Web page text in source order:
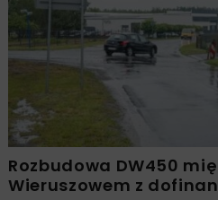
Rozbudowa DW450
Wieruszowem z